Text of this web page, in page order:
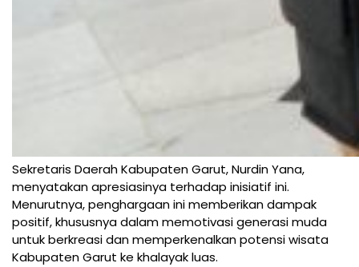
Sekretaris Daerah Kabupaten Garut, Nurdin Yana,
menyatakan apresiasinya terhadap inisiatif ini.
Menurutnya, penghargaan ini memberikan dampak
positif, khususnya dalam memotivasi generasi muda
untuk berkreasi dan memperkenalkan potensi wisata
Kabupaten Garut ke khalayak luas.